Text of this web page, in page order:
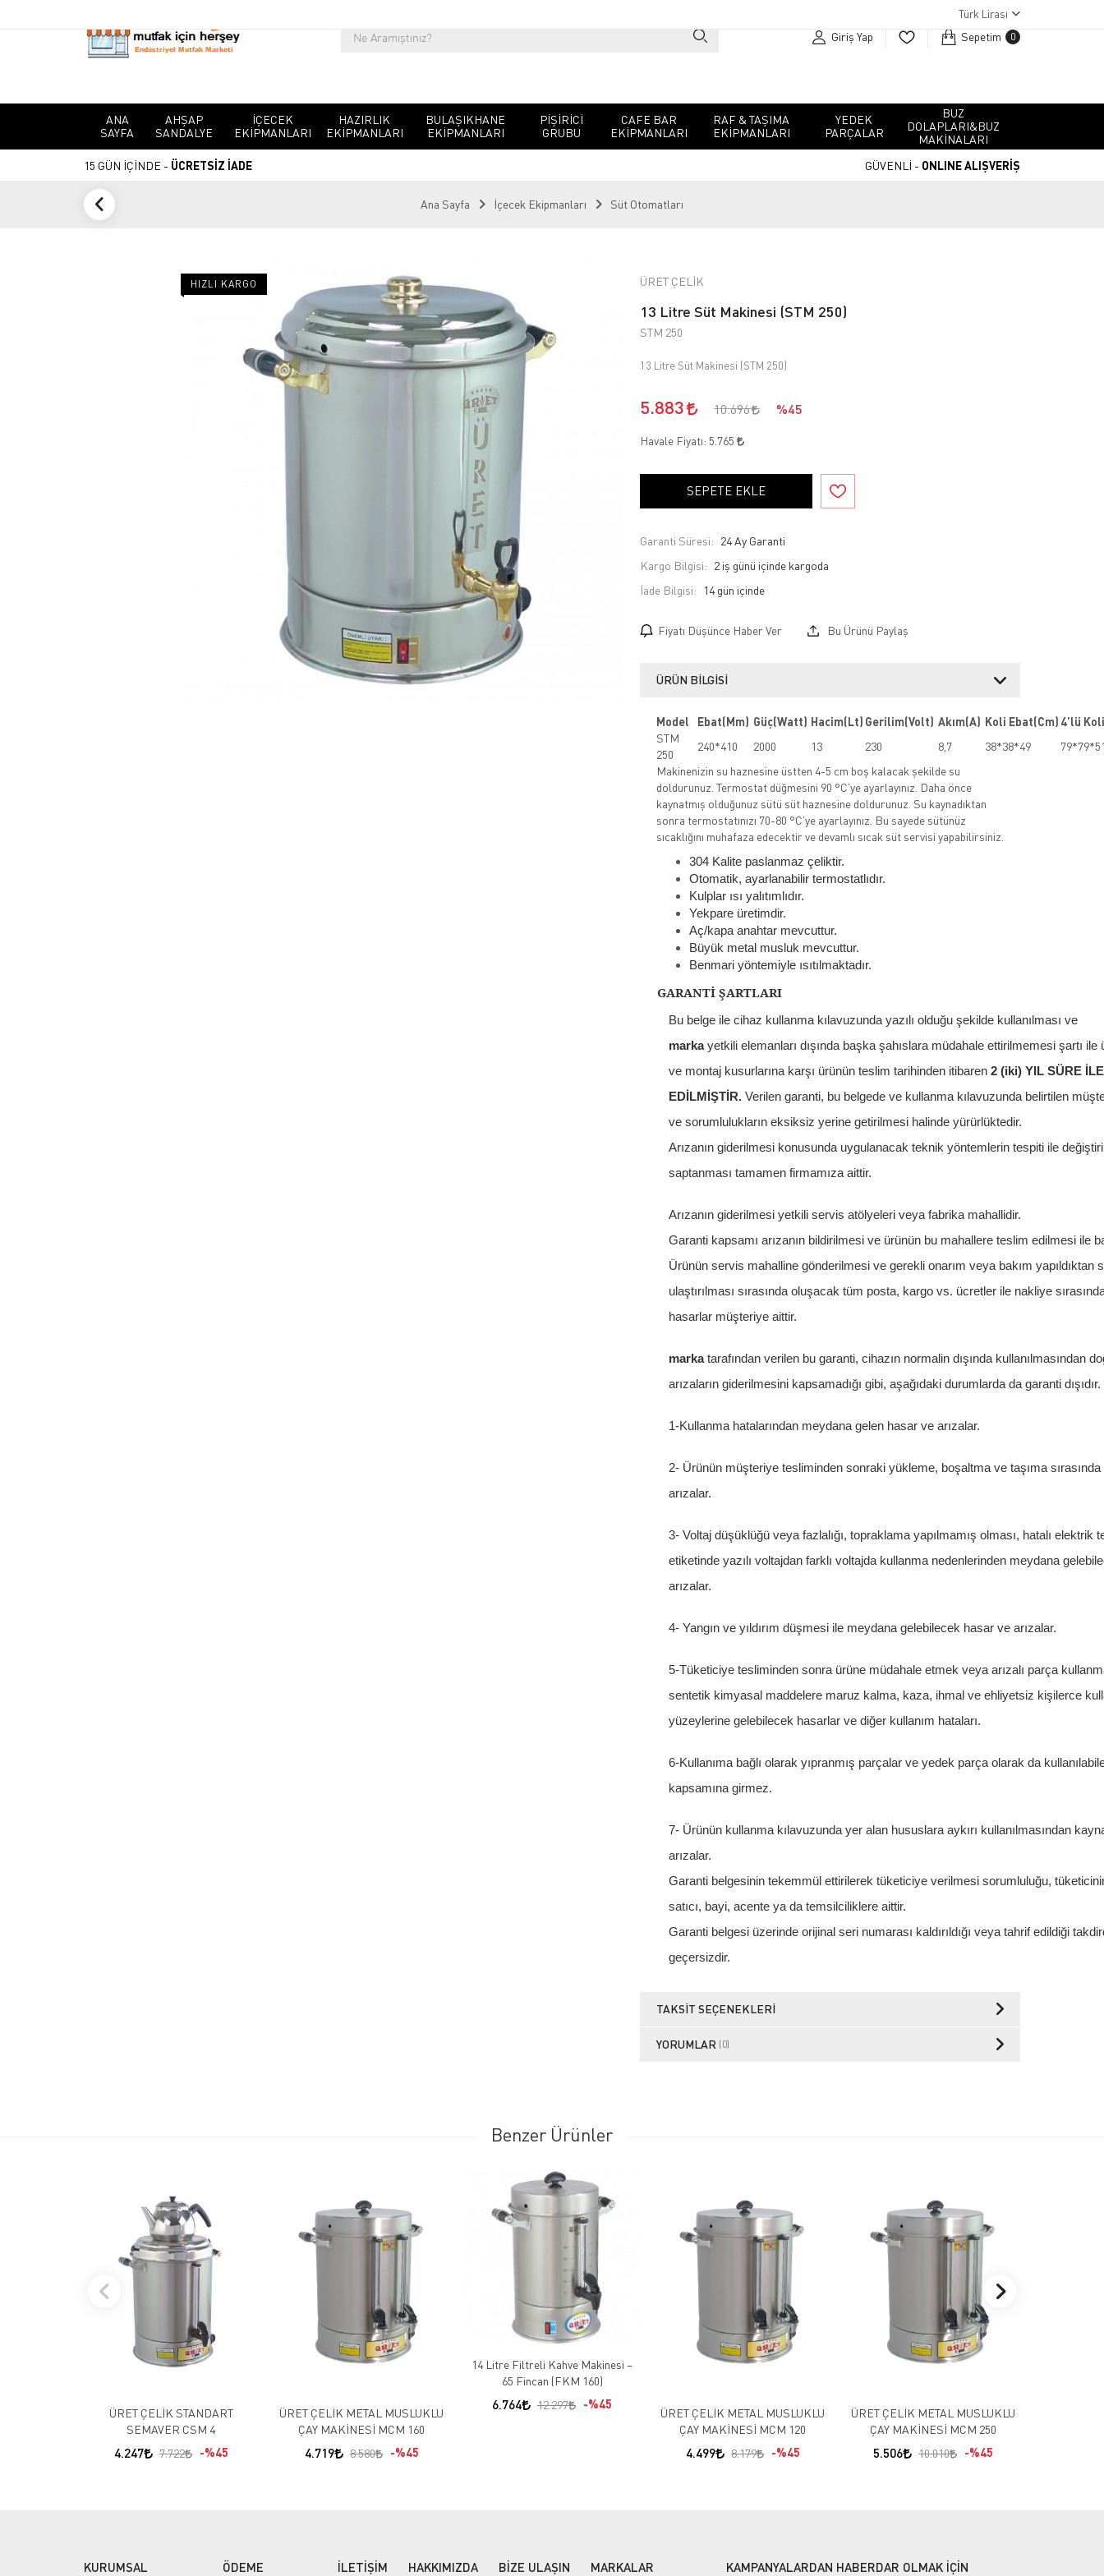
Türk Lirası
Giriş Yap Sepetim 0
ANA
SAYFA
AHŞAP
SANDALYE
İÇECEK
EKIPMANLARI
HAZIRLIK
EKIPMANLARI
BULAŞIKHANE
EKIPMANLARI
PIŞIRICI
GRUBU
CAFE BAR
EKIPMANLARI
RAF & TAŞIMA
EKIPMANLARI
YEDEK
PARÇALAR
BUZ
DOLAPLARI&BUZ
MAKINALARI
15 GÜN İÇİNDE - ÜCRETSİZ İADE GÜVENLİ - ONLINE ALIŞVERİŞ
Ana Sayfa İçecek Ekipmanları Süt Otomatları
HIZLI KARGO ÜRET ÇELİK
13 Litre Süt Makinesi (STM 250)
STM 250
13 Litre Süt Makinesi (STM 250)
5.883 10.696 %45
Havale Fiyatı: 5.765
SEPETE EKLE
Garanti Süresi: 24 Ay Garanti
Kargo Bilgisi: 2 iş günü içinde kargoda
İade Bilgisi:
Fiyatı Düşünce Haber Ver Bu Ürünü Paylaş
ÜRÜN BILGISI
Model Ebat(Mm) Güç(Watt) Hacim(Lt) Gerilim(Volt) Akım(A) Koli Ebat(Cm) 4’lü
STM
250
240*410 2000 13 230 8,7 38*38*49
Makinenizin su haznesine üstten 4-5 cm boş kalacak şekilde su
doldurunuz. Termostat düğmesini 90 °C’ye ayarlayınız. Daha önce
kaynatmış olduğunuz sütü süt haznesine doldurunuz. Su kaynadıktan
sonra termostatınızı 70-80 °C’ye ayarlayınız. Bu sayede sütünüz
sıcaklığını muhafaza edecektir ve devamlı sıcak süt servisi yapabilirsiniz.
304 Kalite paslanmaz çeliktir.
Otomatik, ayarlanabilir termostatlıdır.
Kulplar ısı yalıtımlıdır.
Yekpare üretimdir.
Aç/kapa anahtar mevcuttur.
Büyük metal musluk mevcuttur.
Benmari yöntemiyle ısıtılmaktadır.
GARANTİ ŞARTLARI
Bu belge ile cihaz kullanma kılavuzunda yazılı olduğu şekilde kullanılması ve
markayetkili elemanları dışında başka şahıslara müdahale ettirilmemesi şartı ile
ve montaj kusurlarına karşı ürünün teslim tarihinden itibaren2 (iki) YIL SÜRE
EDİLMİŞTİR.Verilen garanti, bu belgede ve kullanma kılavuzunda belirtilen
ve sorumlulukların eksiksiz yerine getirilmesi halinde yürürlüktedir.
Arızanın giderilmesi konusunda uygulanacak teknik yöntemlerin tespiti ile
saptanması tamamen firmamıza aittir.
Arızanın giderilmesi yetkili servis atölyeleri veya fabrika mahallidir.
Garanti kapsamı arızanın bildirilmesi ve ürünün bu mahallere teslim edilmesi ile
Ürünün servis mahalline gönderilmesi ve gerekli onarım veya bakım yapıldıktan
ulaştırılması sırasında oluşacak tüm posta, kargo vs. ücretler ile nakliye
hasarlar müşteriye aittir.
markatarafından verilen bu garanti, cihazın normalin dışında kullanılmasından
arızaların giderilmesini kapsamadığı gibi, aşağıdaki durumlarda da garanti dışıdır.
1-Kullanma hatalarından meydana gelen hasar ve arızalar.
2- Ürünün müşteriye tesliminden sonraki yükleme, boşaltma ve taşıma
arızalar.
3- Voltaj düşüklüğü veya fazlalığı, topraklama yapılmamış olması, hatalı elektrik
etiketinde yazılı voltajdan farklı voltajda kullanma nedenlerinden meydana
arızalar.
4- Yangın ve yıldırım düşmesi ile meydana gelebilecek hasar ve arızalar.
5-Tüketiciye tesliminden sonra ürüne müdahale etmek veya arızalı parça
sentetik kimyasal maddelere maruz kalma, kaza, ihmal ve ehliyetsiz kişilerce
yüzeylerine gelebilecek hasarlar ve diğer kullanım hataları.
6-Kullanıma bağlı olarak yıpranmış parçalar ve yedek parça olarak da
kapsamına girmez.
7- Ürünün kullanma kılavuzunda yer alan hususlara aykırı kullanılmasından
arızalar.
Garanti belgesinin tekemmül ettirilerek tüketiciye verilmesi sorumluluğu, tüketicinin
satıcı, bayi, acente ya da temsilciliklere aittir.
Garanti belgesi üzerinde orijinal seri numarası kaldırıldığı veya tahrif edildiği
geçersizdir.
TAKSIT SEÇENEKLERI
YORUMLAR (0)
Benzer Ürünler
ÜRET ÇELİK STANDART
SEMAVER CSM 4
4.247 7.722 %45
ÜRET ÇELİK METAL MUSLUKLU
ÇAY MAKİNESİ MCM 160
4.719 8.580 %45
14 Litre Filtreli Kahve Makinesi –
65 Fincan (FKM 160)
6.764 12.297 %45
ÜRET ÇELİK METAL MUSLUKLU
ÇAY MAKİNESİ MCM 120
4.499 8.179 %45
ÜRET ÇELİK METAL MUSLUKLU
ÇAY MAKİNESİ MCM 250
5.506 10.010 %45
KURUMSAL ÖDEME İLETİŞİM HAKKIMIZDA BİZE ULAŞIN MARKALAR KAMPANYALARDAN HABERDAR OLMAK İÇİN